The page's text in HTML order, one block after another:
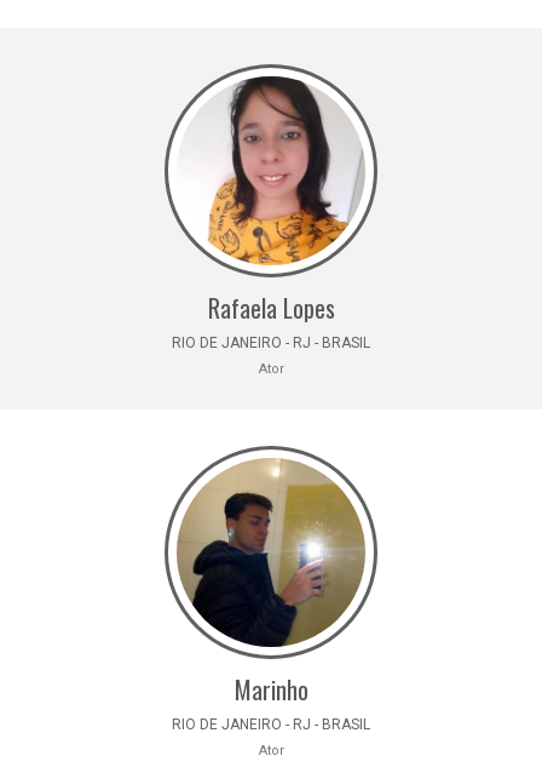
Rafaela Lopes
RIO DE JANEIRO - RJ - BRASIL
Ator
Marinho
RIO DE JANEIRO - RJ - BRASIL
Ator